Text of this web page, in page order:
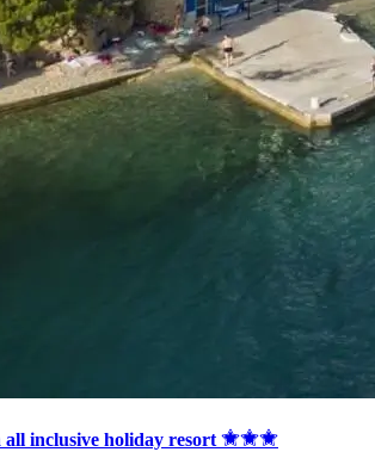
all inclusive holiday resort